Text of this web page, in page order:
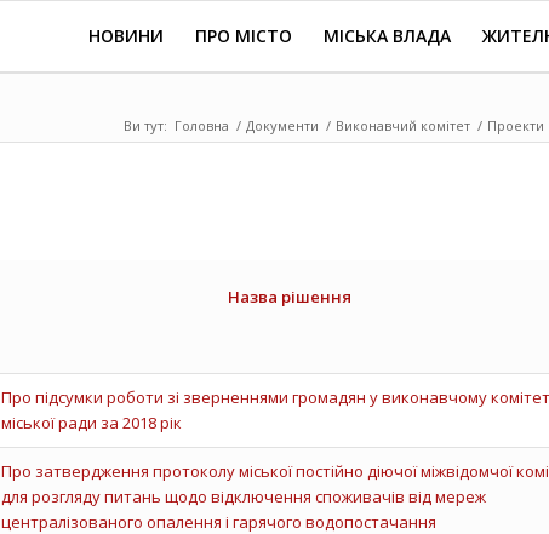
НОВИНИ ПРО МІСТО МІСЬКА ВЛАДА
Ви тут: Головна / Документи / Виконавчий комітет / Проекти
Назва рішення
Про підсумки роботи зі зверненнями громадян у виконавчому
міської ради за 2018 рік
Про затвердження протоколу міської постійно діючої міжвідомчої
для розгляду питань щодо відключення споживачів від мереж
централізованого опалення і гарячого водопостачання